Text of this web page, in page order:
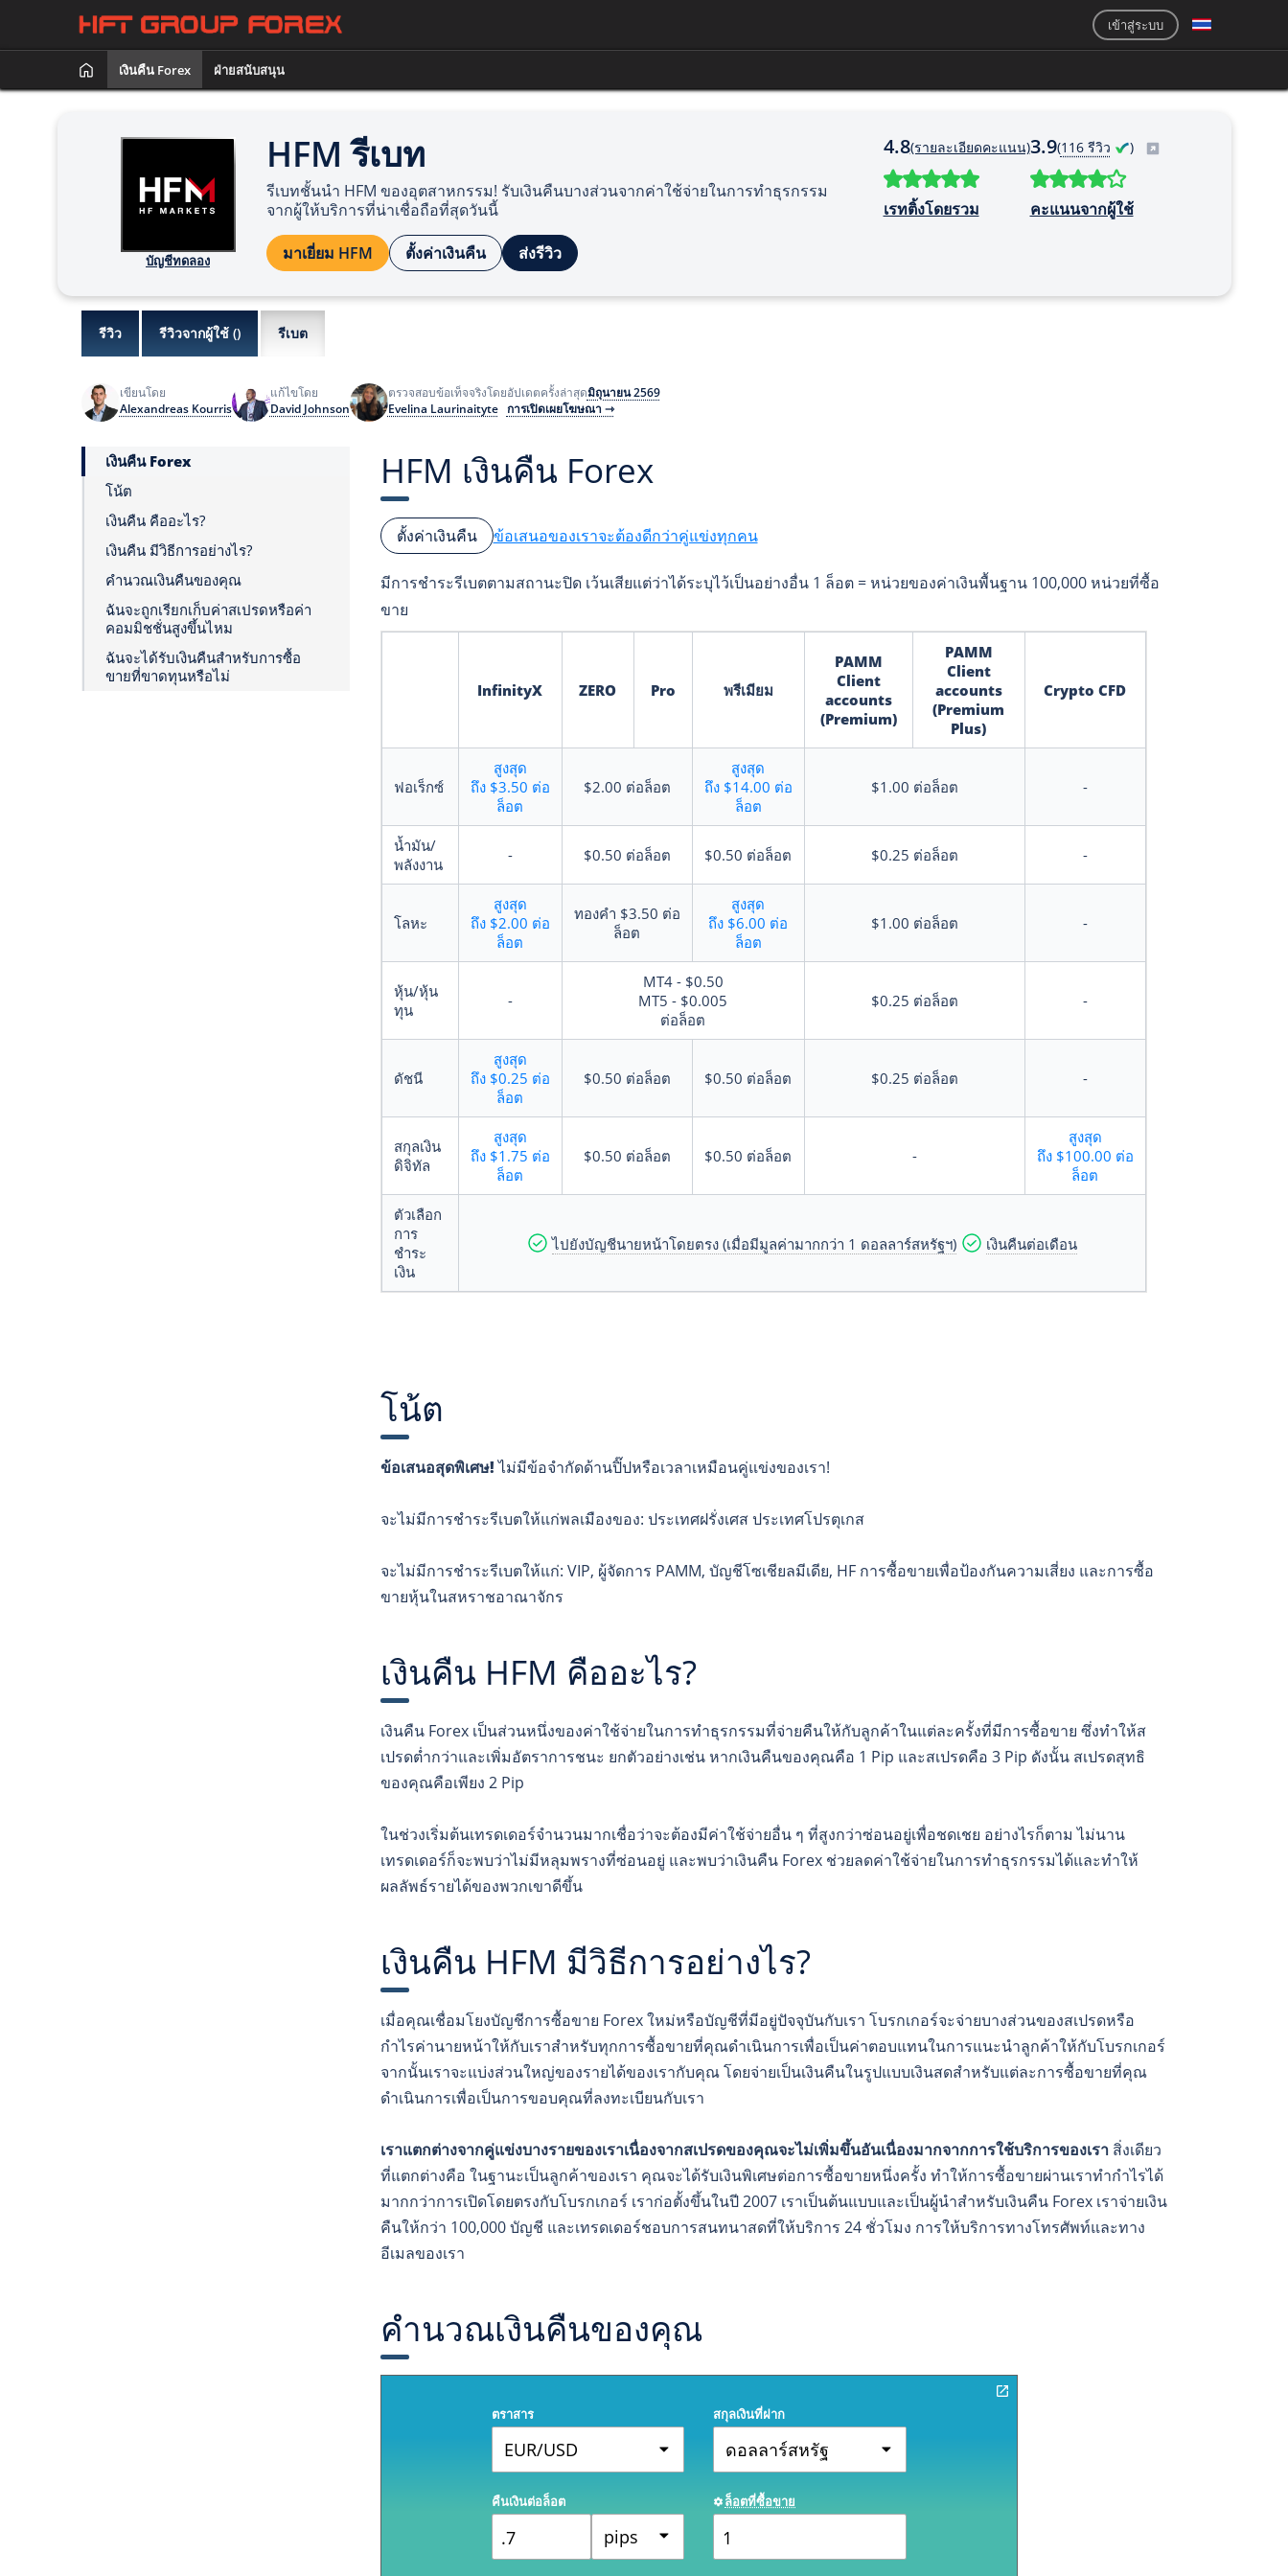
เข้าสู่ระบบ
เงินคืน Forex ฝ่ายสนับสนุน
บัญชีทดลอง
HFM รีเบท
รีเบทชั้นนำ HFM ของอุตสาหกรรม! รับเงินคืนบางส่วนจากค่าใช้จ่ายในการทำธุรกรรม
จากผู้ให้บริการที่น่าเชื่อถือที่สุดวันนี้
4.8(รายละเอียดคะแนน)
เรทติ้งโดยรวม
3.9(116 รีวิว )
คะแนนจากผู้ใช้
มาเยี่ยม HFM ตั้งค่าเงินคืน ส่งรีวิว
รีวิว รีวิวจากผู้ใช้ () รีเบต
เขียนโดย
Alexandreas Kourris
แก้ไขโดย
David Johnson
ตรวจสอบข้อเท็จจริงโดย
Evelina Laurinaityte
อัปเดตครั้งล่าสุดมิถุนายน 2569
การเปิดเผยโฆษณา ⇾
เงินคืน Forex
โน้ต
เงินคืน คืออะไร?
เงินคืน มีวิธีการอย่างไร?
คำนวณเงินคืนของคุณ
ฉันจะถูกเรียกเก็บค่าสเปรดหรือค่า
คอมมิชชั่นสูงขึ้นไหม
ฉันจะได้รับเงินคืนสำหรับการซื้อ
ขายที่ขาดทุนหรือไม่
HFM เงินคืน Forex
ตั้งค่าเงินคืน ข้อเสนอของเราจะต้องดีกว่าคู่แข่งทุกคน
มีการชำระรีเบตตามสถานะปิด เว้นเสียแต่ว่าได้ระบุไว้เป็นอย่างอื่น 1 ล็อต = หน่วยของค่าเงินพื้นฐาน 100,000 หน่วยที่ซื้อ
ขาย
InfinityX ZERO Pro พรีเมียม
PAMM
Client
accounts
(Premium)
PAMM
Client
accounts
(Premium
Plus)
Crypto CFD
ฟอเร็กซ์
สูงสุด
ถึง $3.50 ต่อ
ล็อต
$2.00 ต่อล็อต
สูงสุด
ถึง $14.00 ต่อ
ล็อต
$1.00 ต่อล็อต -
น้ำมัน/
พลังงาน
- $0.50 ต่อล็อต $0.50 ต่อล็อต $0.25 ต่อล็อต -
โลหะ
สูงสุด
ถึง $2.00 ต่อ
ล็อต
ทองคำ $3.50 ต่อ
ล็อต
สูงสุด
ถึง $6.00 ต่อ
ล็อต
$1.00 ต่อล็อต -
หุ้น/หุ้น
ทุน
-
MT4 - $0.50
MT5 - $0.005
ต่อล็อต
$0.25 ต่อล็อต -
ดัชนี
สูงสุด
ถึง $0.25 ต่อ
ล็อต
$0.50 ต่อล็อต $0.50 ต่อล็อต $0.25 ต่อล็อต -
สกุลเงิน
ดิจิทัล
สูงสุด
ถึง $1.75 ต่อ
ล็อต
$0.50 ต่อล็อต $0.50 ต่อล็อต -
สูงสุด
ถึง $100.00 ต่อ
ล็อต
ตัวเลือก
การ
ชำระ
เงิน
ไปยังบัญชีนายหน้าโดยตรง (เมื่อมีมูลค่ามากกว่า 1 ดอลลาร์สหรัฐฯ) เงินคืนต่อเดือน
โน้ต
ข้อเสนอสุดพิเศษ!ไม่มีข้อจำกัดด้านปิ๊ปหรือเวลาเหมือนคู่แข่งของเรา!
จะไม่มีการชำระรีเบตให้แก่พลเมืองของ: ประเทศฝรั่งเศส ประเทศโปรตุเกส
จะไม่มีการชำระรีเบตให้แก่: VIP, ผู้จัดการ PAMM, บัญชีโซเชียลมีเดีย, HF การซื้อขายเพื่อป้องกันความเสี่ยง และการซื้อ
ขายหุ้นในสหราชอาณาจักร
เงินคืน HFM คืออะไร?
เงินคืน Forex เป็นส่วนหนึ่งของค่าใช้จ่ายในการทำธุรกรรมที่จ่ายคืนให้กับลูกค้าในแต่ละครั้งที่มีการซื้อขาย ซึ่งทำให้ส
เปรดต่ำกว่าและเพิ่มอัตราการชนะ ยกตัวอย่างเช่น หากเงินคืนของคุณคือ 1 Pip และสเปรดคือ 3 Pip ดังนั้น สเปรดสุทธิ
ของคุณคือเพียง 2 Pip
ในช่วงเริ่มต้นเทรดเดอร์จำนวนมากเชื่อว่าจะต้องมีค่าใช้จ่ายอื่น ๆ ที่สูงกว่าซ่อนอยู่เพื่อชดเชย อย่างไรก็ตาม ไม่นาน
เทรดเดอร์ก็จะพบว่าไม่มีหลุมพรางที่ซ่อนอยู่ และพบว่าเงินคืน Forex ช่วยลดค่าใช้จ่ายในการทำธุรกรรมได้และทำให้
ผลลัพธ์รายได้ของพวกเขาดีขึ้น
เงินคืน HFM มีวิธีการอย่างไร?
เมื่อคุณเชื่อมโยงบัญชีการซื้อขาย Forex ใหม่หรือบัญชีที่มีอยู่ปัจจุบันกับเรา โบรกเกอร์จะจ่ายบางส่วนของสเปรดหรือ
กำไรค่านายหน้าให้กับเราสำหรับทุกการซื้อขายที่คุณดำเนินการเพื่อเป็นค่าตอบแทนในการแนะนำลูกค้าให้กับโบรกเกอร์
จากนั้นเราจะแบ่งส่วนใหญ่ของรายได้ของเรากับคุณ โดยจ่ายเป็นเงินคืนในรูปแบบเงินสดสำหรับแต่ละการซื้อขายที่คุณ
ดำเนินการเพื่อเป็นการขอบคุณที่ลงทะเบียนกับเรา
เราแตกต่างจากคู่แข่งบางรายของเราเนื่องจากสเปรดของคุณจะไม่เพิ่มขึ้นอันเนื่องมากจากการใช้บริการของเราสิ่งเดียว
ที่แตกต่างคือ ในฐานะเป็นลูกค้าของเรา คุณจะได้รับเงินพิเศษต่อการซื้อขายหนึ่งครั้ง ทำให้การซื้อขายผ่านเราทำกำไรได้
มากกว่าการเปิดโดยตรงกับโบรกเกอร์ เราก่อตั้งขึ้นในปี 2007 เราเป็นต้นแบบและเป็นผู้นำสำหรับเงินคืน Forex เราจ่ายเงิน
คืนให้กว่า 100,000 บัญชี และเทรดเดอร์ชอบการสนทนาสดที่ให้บริการ 24 ชั่วโมง การให้บริการทางโทรศัพท์และทาง
อีเมลของเรา
คำนวณเงินคืนของคุณ
ตราสาร
EUR/USD
สกุลเงินที่ฝาก
ดอลลาร์สหรัฐ
คืนเงินต่อล็อต
pips
ล็อตที่ซื้อขาย